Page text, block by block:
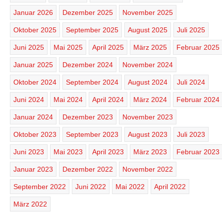
Januar 2026 Dezember 2025 November 2025
Oktober 2025 September 2025 August 2025 Juli 2025
Juni 2025 Mai 2025 April 2025 März 2025 Februar 2025
Januar 2025 Dezember 2024 November 2024
Oktober 2024 September 2024 August 2024 Juli 2024
Juni 2024 Mai 2024 April 2024 März 2024 Februar 2024
Januar 2024 Dezember 2023 November 2023
Oktober 2023 September 2023 August 2023 Juli 2023
Juni 2023 Mai 2023 April 2023 März 2023 Februar 2023
Januar 2023 Dezember 2022 November 2022
September 2022 Juni 2022 Mai 2022 April 2022
März 2022